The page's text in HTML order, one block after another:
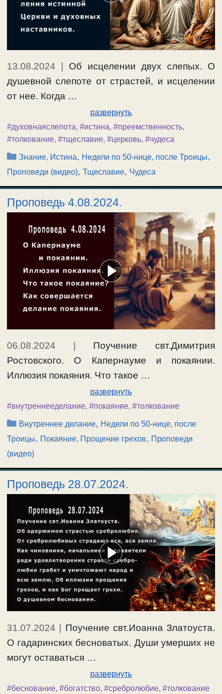
13.08.2024
Об исцелении двух слепых. О
душевной слепоте от страстей, и исцелении
от нее. Когда …
развернуть
#духовнаяслепота, #истина, #преемственность,
#толкование, #тщеславие, #церковь, #чудеса
Рубрики
Знание, Истина, Недели по 50-нице, после Троицы,
Проповеди (видео), Тщеславие, Чудеса
Проповедь 4.08.2024.
06.08.2024
Поучение свт.Димитрия
Ростовского. О Капернауме и покаянии.
Иллюзия покаяния. Что такое …
развернуть
#внутреннееделание, #покаяние, #толкование
Рубрики
Внутреннее делание, Недели по 50-нице, после
Троицы, Покаяние, Прощение грехов, Проповеди
(видео)
Проповедь 28.07.2024.
31.07.2024
Поучение свт.Иоанна Златоуста.
О гадаринских бесноватых. Души умерших не
могут оставаться …
развернуть
#беснование, #богатство, #сребролюбие, #толкование